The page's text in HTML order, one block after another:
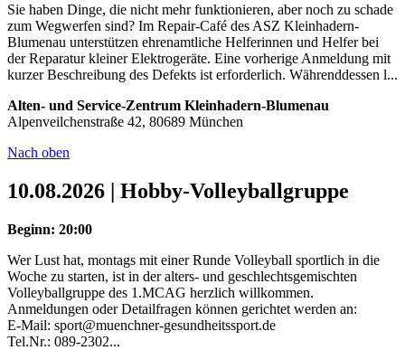
Sie haben Dinge, die nicht mehr funktionieren, aber noch zu schade
zum Wegwerfen sind? Im Repair-Café des ASZ Kleinhadern-
Blumenau unterstützen ehrenamtliche Helferinnen und Helfer bei
der Reparatur kleiner Elektrogeräte. Eine vorherige Anmeldung mit
kurzer Beschreibung des Defekts ist erforderlich. Währenddessen l...
Alten- und Service-Zentrum Kleinhadern-Blumenau
Alpenveilchenstraße 42, 80689 München
Nach oben
10.08.2026 | Hobby-Volleyballgruppe
Beginn: 20:00
Wer Lust hat, montags mit einer Runde Volleyball sportlich in die
Woche zu starten, ist in der alters- und geschlechtsgemischten
Volleyballgruppe des 1.MCAG herzlich willkommen.
Anmeldungen oder Detailfragen können gerichtet werden an:
E-Mail: sport@muenchner-gesundheitssport.de
Tel.Nr.: 089-2302...